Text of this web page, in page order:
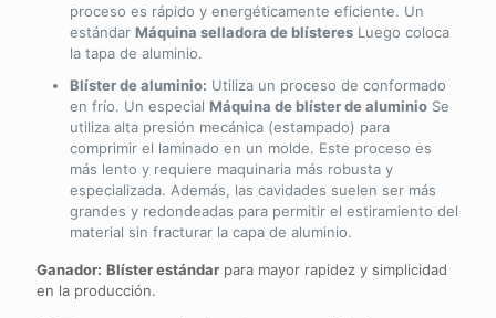
proceso es rápido y energéticamente eficiente. Un
estándar Máquina selladora de blísteres Luego coloca
la tapa de aluminio.
Blíster de aluminio: Utiliza un proceso de conformado
en frío. Un especial Máquina de blíster de aluminio Se
utiliza alta presión mecánica (estampado) para
comprimir el laminado en un molde. Este proceso es
más lento y requiere maquinaria más robusta y
especializada. Además, las cavidades suelen ser más
grandes y redondeadas para permitir el estiramiento del
material sin fracturar la capa de aluminio.
Ganador: Blíster estándar para mayor rapidez y simplicidad
en la producción.